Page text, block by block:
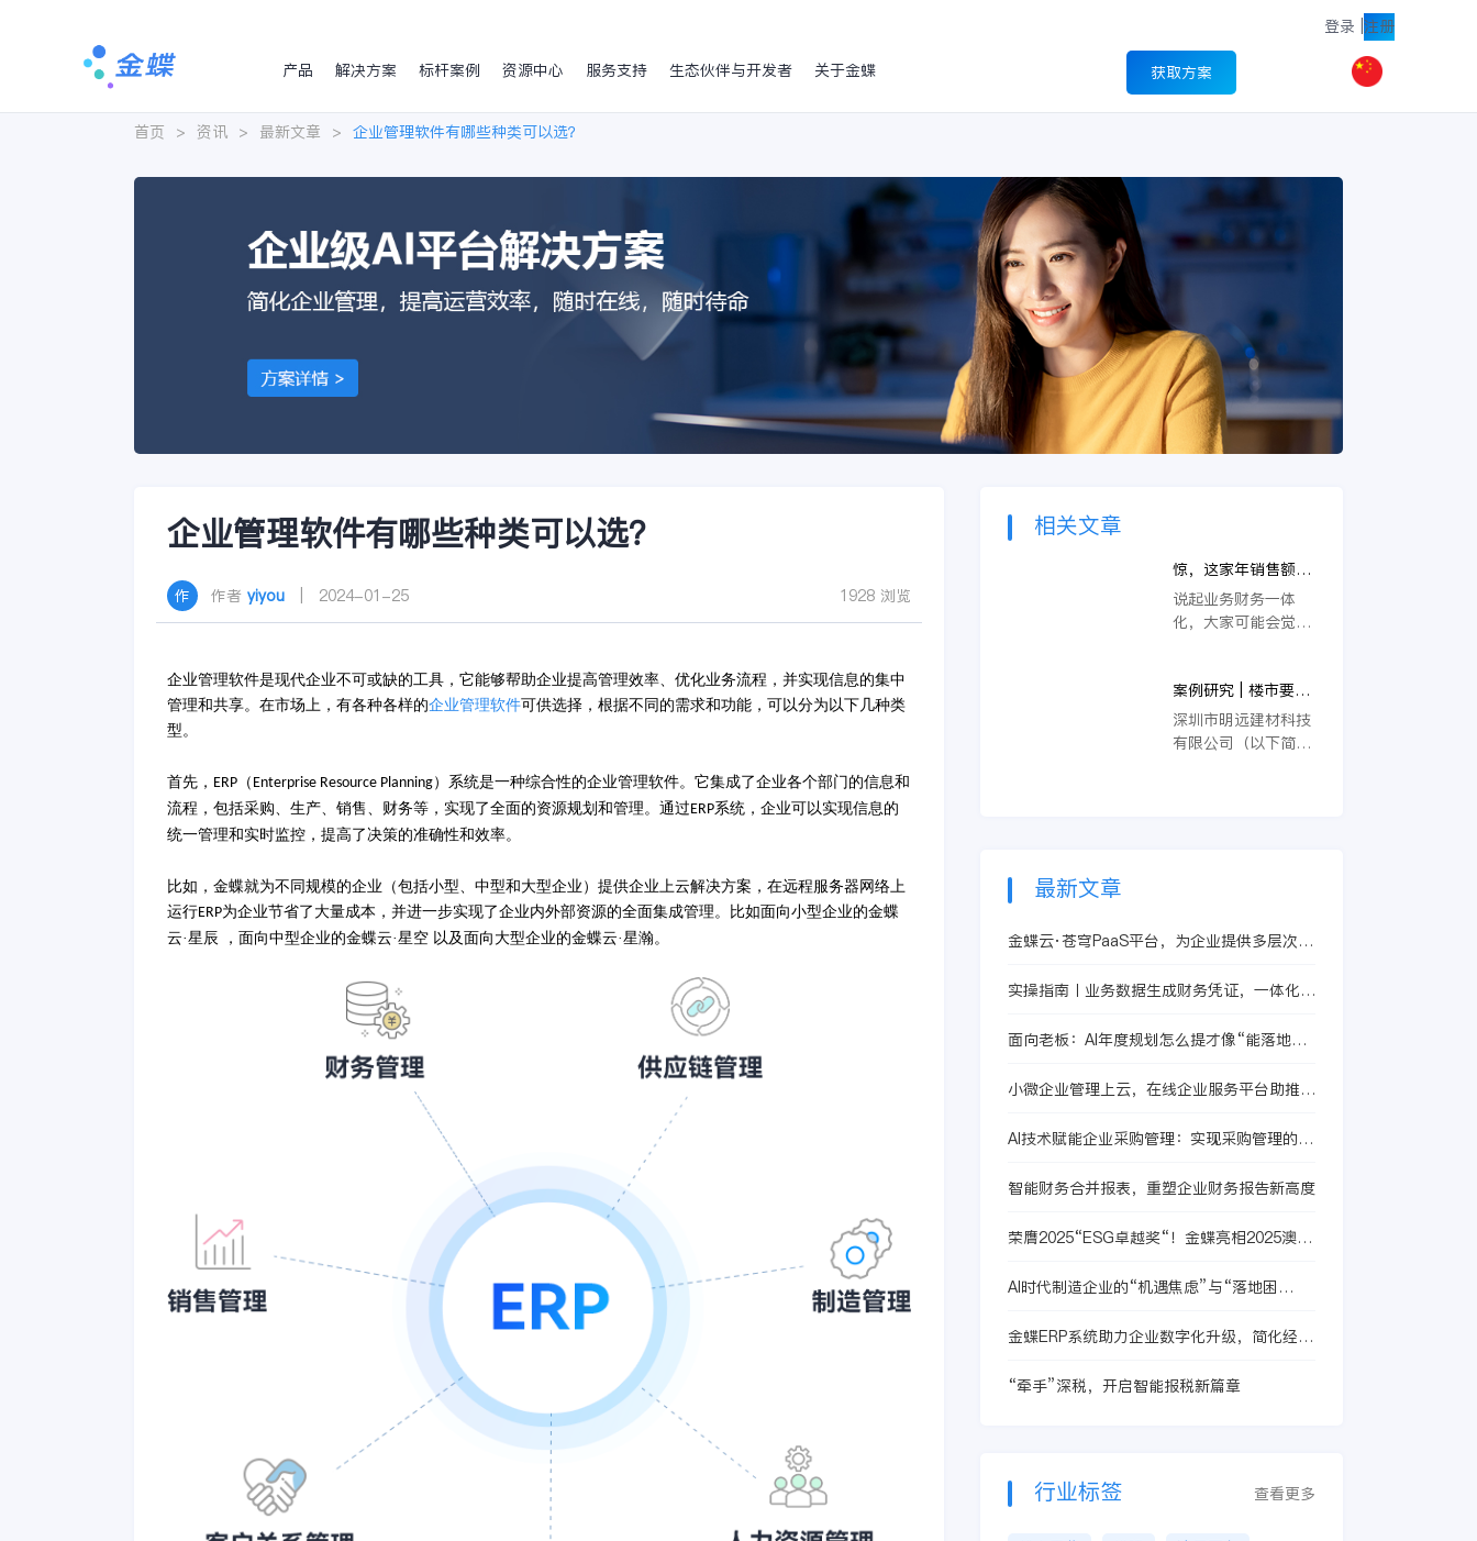
登录 注册
产品
解决方案 标杆案例 资源中心 服务支持 生态伙伴与开发者 关于金蝶 获取方案
首页 > 资讯 > 最新文章 > 企业管理软件有哪些种类可以选？
企业管理软件有哪些种类可以选？
作者 yiyou | 2024-01-25 1928 浏览
企业管理软件是现代企业不可或缺的工具，它能够帮助企业提高管理效率、优化业务流程，并实现信息的集中
管理和共享。在市场上，有各种各样的企业管理软件可供选择，根据不同的需求和功能，可以分为以下几种类
型。
首先， ERP （ Enterprise Resource Planning）系统是一种综合性的企业管理软件。它集成了企业各个部门的信息和
流程，包括采购、生产、销售、财务等，实现了全面的资源规划和管理。通过ERP系统，企业可以实现信息的
统一管理和实时监控，提高了决策的准确性和效率。
比如，金蝶就为不同规模的企业（包括小型、中型和大型企业）提供企业上云解决方案，在远程服务器网络上
运行ERP为企业节省了大量成本，并进一步实现了企业内外部资源的全面集成管理。比如面向小型企业的金蝶
云·星辰 ，面向中型企业的金蝶云·星空 以及面向大型企业的金蝶云·星瀚。
相关文章
惊，这家年销售额1
亿的化工商贸企业居
然这么干
说起业务财务一体
化，大家可能会觉得
经营者，了解并运用
业务财务一体化的思
想都是非常有必要
案例研究 | 楼市要降
温？这家建材企业为
何能逆势上扬？
深圳市明远建材科技
有限公司（以下简
生产的节能装饰一体
多个重大项目，如深
等，先后斩获数十项
项，见证并引领行业
最新文章
金蝶云·苍穹PaaS平台，为企业提供多层次的
实操指南丨业务数据生成财务凭证，一体化管
面向老板：AI年度规划怎么提才像“能落地的
小微企业管理上云，在线企业服务平台助推管
AI技术赋能企业采购管理：实现采购管理的智
智能财务合并报表，重塑企业财务报告新高度
荣膺2025“ESG卓越奖“！金蝶亮相2025澳门
AI时代制造企业的“机遇焦虑”与“落地困
金蝶ERP系统助力企业数字化升级，简化经营
“牵手”深税，开启智能报税新篇章
行业标签 查看更多